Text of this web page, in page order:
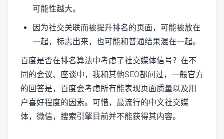
可能性越大。
因为社交关联而被提升排名的页面，可能被放在
一起，标志出来，也可能和普通结果混在一起。
百度是否在排名算法中考虑了社交媒体信号？在不
同的会议、座谈中，我和其他SEO都问过，一般官方
的回答是，百度会考虑所有能表现页面质量以及用
户喜好程度的因素。可惜，最流行的中文社交媒
体，微信，搜索引擎目前并不能获得其内容。